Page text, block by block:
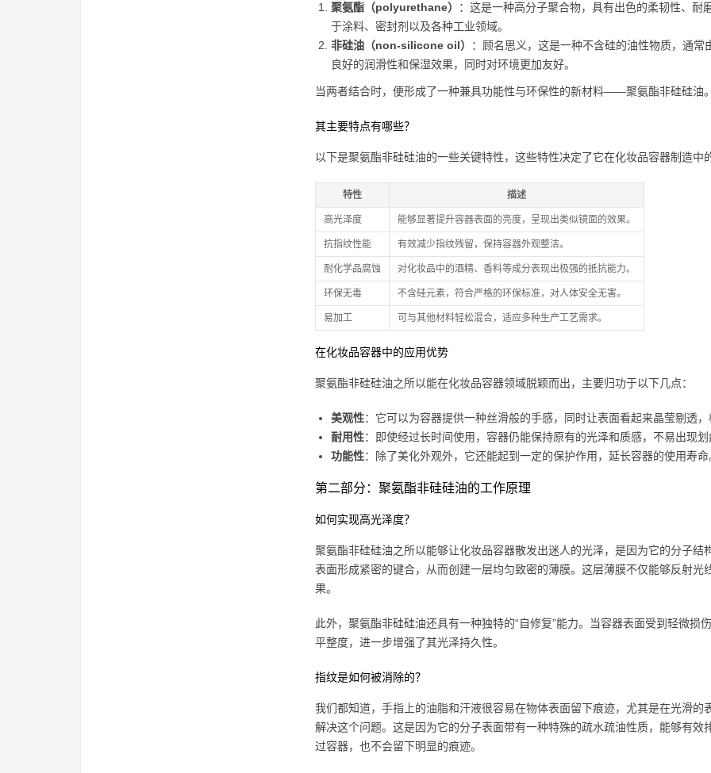
聚氨酯（polyurethane）
：这是一种高分子聚合物，具有出色的柔韧性、耐
于涂料、密封剂以及各种工业领域。
非硅油（non-silicone oil）
：顾名思义，这是一种不含硅的油性物质，通
良好的润滑性和保湿效果，同时对环境更加友好。
当两者结合时，便形成了一种兼具功能性与环保性的新材料——聚氨酯非硅硅油。
其主要特点有哪些？
以下是聚氨酯非硅硅油的一些关键特性，这些特性决定了它在化妆品容器制造中
特性 描述
高光泽度 能够显著提升容器表面的亮度，呈现出类似镜面的效果。
抗指纹性能 有效减少指纹残留，保持容器外观整洁。
耐化学品腐蚀 对化妆品中的酒精、香料等成分表现出极强的抵抗能力。
环保无毒 不含硅元素，符合严格的环保标准，对人体安全无害。
易加工 可与其他材料轻松混合，适应多种生产工艺需求。
在化妆品容器中的应用优势
聚氨酯非硅硅油之所以能在化妆品容器领域脱颖而出，主要归功于以下几点：
美观性：它可以为容器提供一种丝滑般的手感，同时让表面看起来晶莹剔透，
耐用性：即使经过长时间使用，容器仍能保持原有的光泽和质感，不易出现划
功能性：除了美化外观外，它还能起到一定的保护作用，延长容器的使用寿命
第二部分：聚氨酯非硅硅油的工作原理
如何实现高光泽度？
聚氨酯非硅硅油之所以能够让化妆品容器散发出迷人的光泽，是因为它的分子
表面形成紧密的键合，从而创建一层均匀致密的薄膜。这层薄膜不仅能够反射
果。
此外，聚氨酯非硅硅油还具有一种独特的“自修复”能力。当容器表面受到轻微损
平整度，进一步增强了其光泽持久性。
指纹是如何被消除的？
我们都知道，手指上的油脂和汗液很容易在物体表面留下痕迹，尤其是在光滑
解决这个问题。这是因为它的分子表面带有一种特殊的疏水疏油性质，能够有
过容器，也不会留下明显的痕迹。